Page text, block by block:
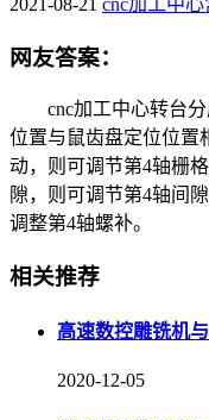
网友答案：
cnc加工中心转台
位置与鼠齿盘定位位置
动，则可调节第4轴栅
隙，则可调节第4轴间
调整第4轴螺补。
相关推荐
高速数控雕铣机
2020-12-05